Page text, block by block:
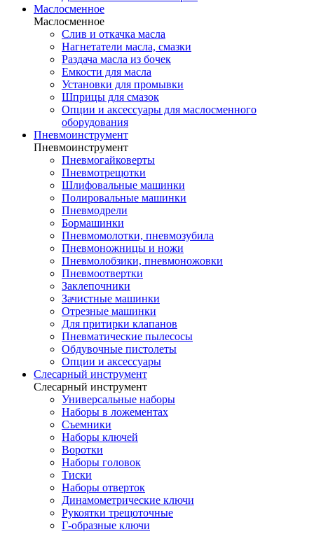
Маслосменное
Маслосменное
Слив и откачка масла
Нагнетатели масла, смазки
Раздача масла из бочек
Емкости для масла
Установки для промывки
Шприцы для смазок
Опции и аксессуары для маслосменного
оборудования
Пневмоинструмент
Пневмоинструмент
Пневмогайковерты
Пневмотрещотки
Шлифовальные машинки
Полировальные машинки
Пневмодрели
Бормашинки
Пневмомолотки, пневмозубила
Пневмоножницы и ножи
Пневмолобзики, пневмоножовки
Пневмоотвертки
Заклепочники
Зачистные машинки
Отрезные машинки
Для притирки клапанов
Пневматические пылесосы
Обдувочные пистолеты
Опции и аксессуары
Слесарный инструмент
Слесарный инструмент
Универсальные наборы
Наборы в ложементах
Съемники
Наборы ключей
Воротки
Наборы головок
Тиски
Наборы отверток
Динамометрические ключи
Рукоятки трещоточные
Г-образные ключи